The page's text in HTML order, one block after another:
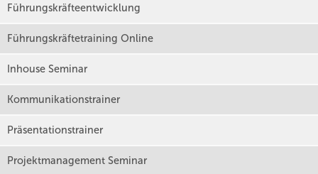
Führungskräfteentwicklung
Führungskräftetraining Online
Inhouse Seminar
Kommunikationstrainer
Präsentationstrainer
Projektmanagement Seminar